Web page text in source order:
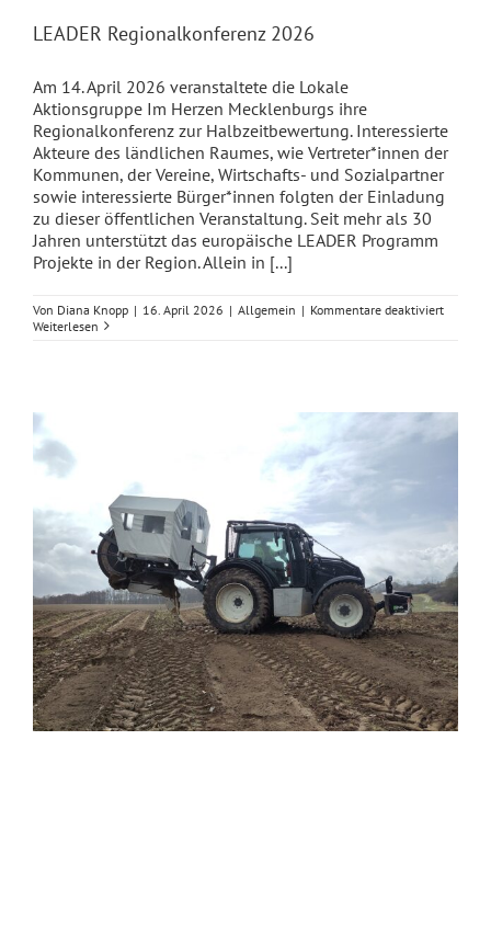
LEADER Regionalkonferenz 2026
Am 14. April 2026 veranstaltete die Lokale
Aktionsgruppe Im Herzen Mecklenburgs ihre
Regionalkonferenz zur Halbzeitbewertung. Interessierte
Akteure des ländlichen Raumes, wie Vertreter*innen der
Kommunen, der Vereine, Wirtschafts- und Sozialpartner
sowie interessierte Bürger*innen folgten der Einladung
zu dieser öffentlichen Veranstaltung. Seit mehr als 30
Jahren unterstützt das europäische LEADER Programm
Projekte in der Region. Allein in [...]
Von Diana Knopp | 16. April 2026 | Allgemein | Kommentare deaktiviertfür
Weiterlesen